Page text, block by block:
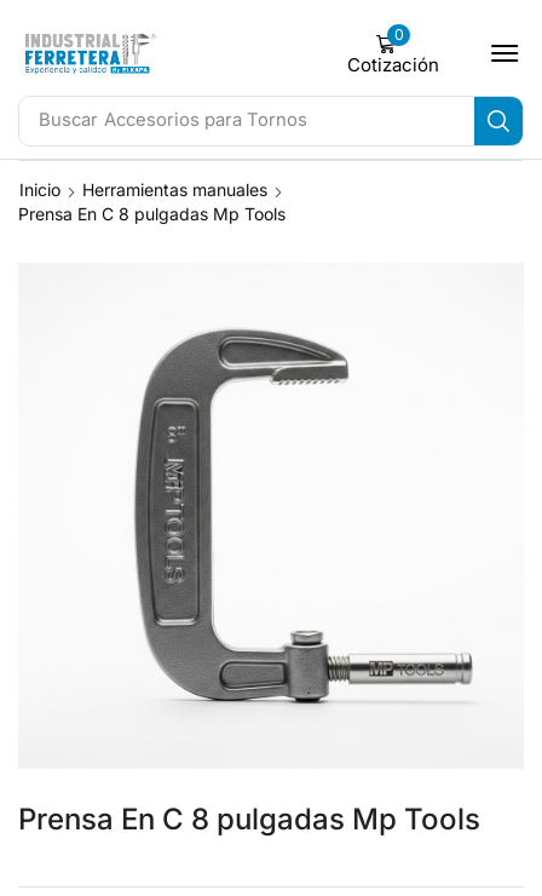
Buscar Accesorios para Tornos
0
Cotización
Inicio
Herramientas manuales
Prensa En C 8 pulgadas Mp Tools
Prensa En C 8 pulgadas Mp Tools